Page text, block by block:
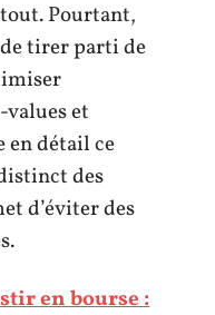
Pourtant,
tirer parti de
et
en détail ce
des
d’éviter des
en bourse :